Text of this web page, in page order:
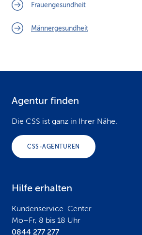
Frauengesundheit
Männergesundheit
Agentur finden
Die CSS ist ganz in Ihrer Nähe.
CSS-AGENTUREN
Hilfe erhalten
Kundenservice-Center
Mo–Fr, 8 bis 18 Uhr
0844 277 277